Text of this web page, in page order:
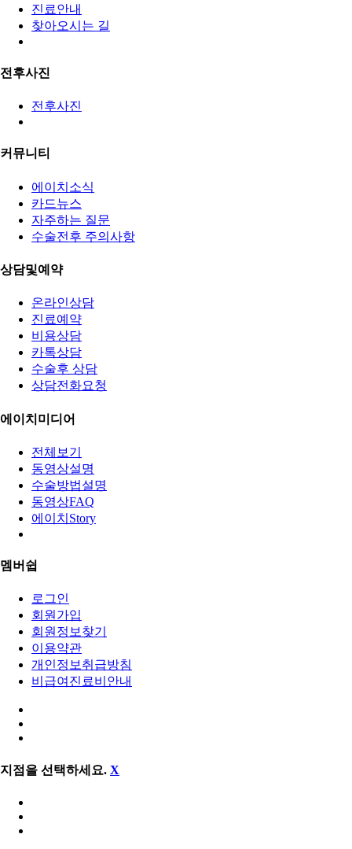
진료안내
찾아오시는 길
전후사진
전후사진
커뮤니티
에이치소식
카드뉴스
자주하는 질문
수술전후 주의사항
상담및예약
온라인상담
진료예약
비용상담
카톡상담
수술후 상담
상담전화요청
에이치미디어
전체보기
동영상설명
수술방법설명
동영상FAQ
에이치Story
멤버쉽
로그인
회원가입
회원정보찾기
이용약관
개인정보취급방침
비급여진료비안내
지점을 선택하세요. X